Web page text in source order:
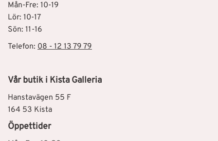
Mån-Fre: 10-19
Lör: 10-17
Sön: 11-16
Telefon: 08 - 12 13 79 79
Vår butik i Kista Galleria
Hanstavägen 55 F
164 53 Kista
Öppettider